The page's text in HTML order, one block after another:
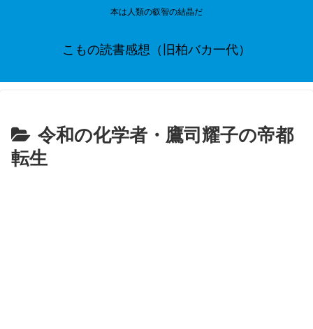
本は人類の叡智の結晶だ
こもの読書感想（旧柏バカ一代）
令和の化学者・鷹司耀子の帝都
転生